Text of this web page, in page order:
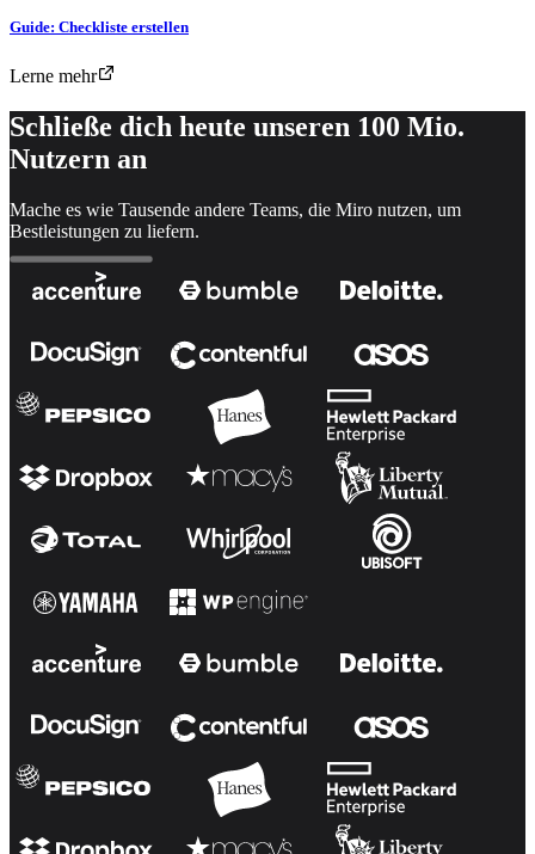
Guide: Checkliste erstellen
Lerne mehr
Schließe dich heute unseren 100 Mio.
Nutzern an
Mache es wie Tausende andere Teams, die Miro nutzen, um
Bestleistungen zu liefern.